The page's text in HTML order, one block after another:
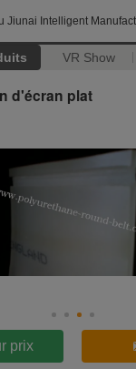
Jiunai Intelligent
VR Show
d'écran plat
prix